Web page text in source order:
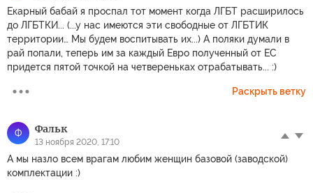
Екарный бабай я проспал тот момент когда ЛГБТ расширилось
до ЛГБТКИ... (...у нас имеются эти свободные от ЛГБТИК
территории… Мы будем воспитывать их...) А поляки думали в
рай попали, теперь им за каждый Евро полученный от ЕС
придется пятой точкой на четвереньках отрабатывать... :)
Раскрыть ветку
Ф Фальк
13 ноября 2020, 17:10
А мы назло всем врагам любим женщин базовой (заводской)
комплектации :)